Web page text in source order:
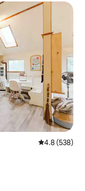
レビュー538
4.8 (538)